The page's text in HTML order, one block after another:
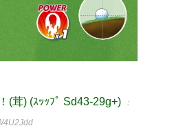
(茸) (ｽｯｯﾌﾟ Sd43-29g+) ：